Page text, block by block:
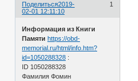
Поделиться 1
2019-
02-01 12:11:10
Информация из Книги
Памяти https://obd-
memorial.ru/html/info.htm?
id=1050288328 :
ID 1050288328
Фамилия Фомин